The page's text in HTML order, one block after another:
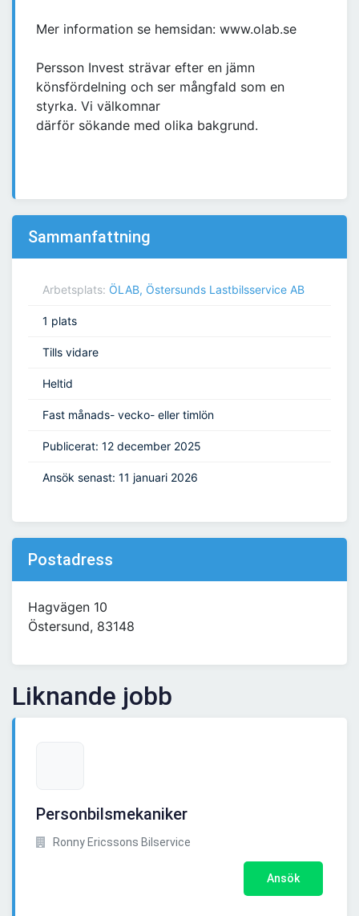
Mer information se hemsidan: www.olab.se
Persson Invest strävar efter en jämn
könsfördelning och ser mångfald som en
styrka. Vi välkomnar
därför sökande med olika bakgrund.
Sammanfattning
Arbetsplats: ÖLAB, Östersunds Lastbilsservice AB
1 plats
Tills vidare
Heltid
Fast månads- vecko- eller timlön
Publicerat: 12 december 2025
Ansök senast: 11 januari 2026
Postadress
Hagvägen 10
Östersund, 83148
Liknande jobb
Personbilsmekaniker
Ronny Ericssons Bilservice
Ansök